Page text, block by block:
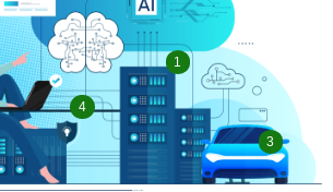
1
3
4